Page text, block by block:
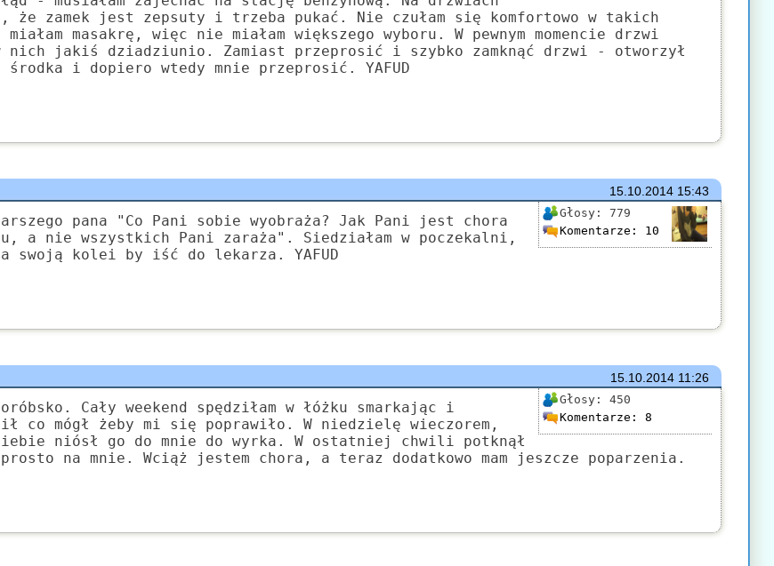
56421 04 Sierpnia, 2026 15:12 Grejonnapisał(a) komentarz
55704 04 Sierpnia, 2026 09:46 Kudłaczek napisał(a)komentarz
378 04 Sierpnia, 2026 07:24 Tunnnapisał(a)komentarz
że zamek jest zepsuty i trzeba pukać. Nie czułam się komfortowo w takich
masakrę, więc nie miałam większego wyboru. W pewnym momencie drzwi
nich jakiś dziadziunio. Zamiast przeprosić i szybko zamknąć drzwi - otworzył
i dopiero wtedy mnie przeprosić. YAFUD
15.10.201415:43
Głosy: 779
Komentarze: 10
pana "Co Pani sobie wyobraża? Jak Pani jest chora
a nie wszystkich Pani zaraża". Siedziałam w poczekalni,
swoją kolei by iść do lekarza. YAFUD
15.10.201411:26
Głosy: 450
Komentarze: 8
Cały weekend spędziłam w łóżku smarkając i
co mógł żeby mi się poprawiło. W niedzielę wieczorem,
niósł go do mnie do wyrka. W ostatniej chwili potknął
na mnie. Wciąż jestem chora, a teraz dodatkowo mam jeszcze poparzenia.